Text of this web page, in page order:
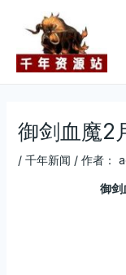
御剑血魔2
/ 千年新闻 / 作者：
御剑
navigation